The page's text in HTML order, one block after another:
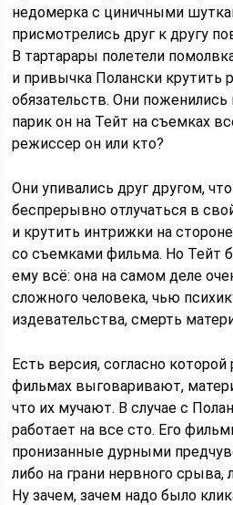
недомерка с циничными
присмотрелись друг к другу
В тартарары полетели
и привычка Полански крутить
обязательств. Они
парик он на Тейт на съемках
режиссер он или кто?
Они упивались друг другом,
беспрерывно отлучаться в
и крутить интрижки на
со съемками фильма. Но Тейт
ему всё: она на самом деле
сложного человека, чью
издевательства, смерть
Есть версия, согласно
фильмах выговаривают,
что их мучают. В случае с
работает на все сто. Его
пронизанные дурными
либо на грани нервного срыва,
Ну зачем, зачем надо было